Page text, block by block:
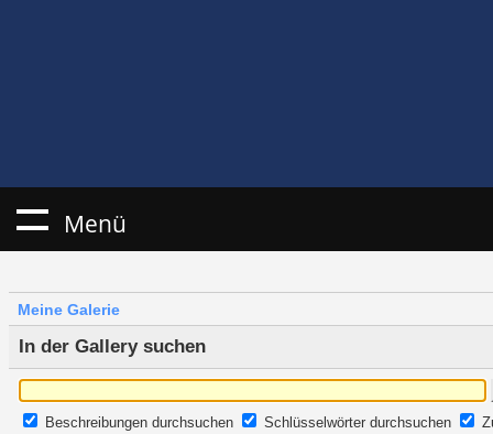
Menü
Meine Galerie
In der Gallery suchen
Beschreibungen durchsuchen Schlüsselwörter durchsuchen